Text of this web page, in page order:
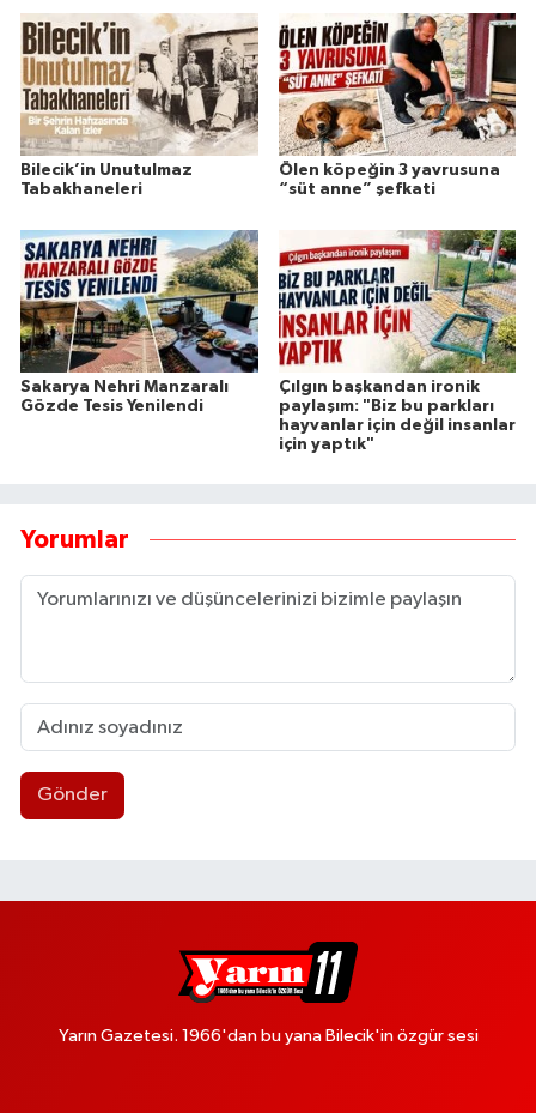
Bilecik’in Unutulmaz
Tabakhaneleri
Ölen köpeğin 3 yavrusuna
“süt anne” şefkati
Sakarya Nehri Manzaralı
Gözde Tesis Yenilendi
Çılgın başkandan ironik
paylaşım: "Biz bu parkları
hayvanlar için değil insanlar
için yaptık"
Yorumlar
Gönder
Yarın Gazetesi. 1966'dan bu yana Bilecik'in özgür sesi